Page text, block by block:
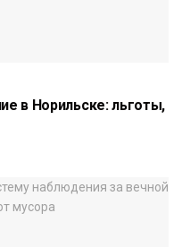
в Норильске: льготы,